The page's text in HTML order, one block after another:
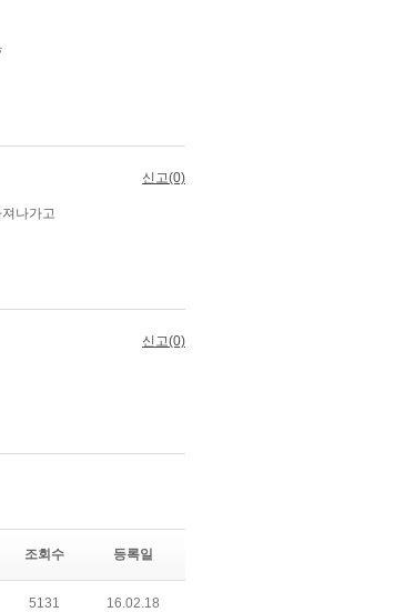
조회수 등록일
5131 16.02.18